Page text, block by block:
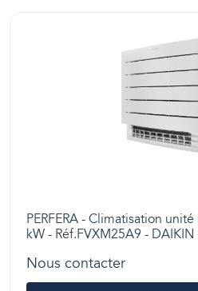
PERFERA - Climatisation
kW - Réf.FVXM25A9 - DAIKIN
Nous contacter